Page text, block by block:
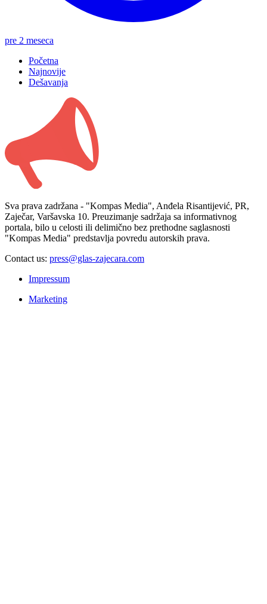
pre 2 meseca
Početna
Najnovije
Dešavanja
Sva prava zadržana - "Kompas Media", Anđela Risantijević, PR,
Zaječar, Varšavska 10. Preuzimanje sadržaja sa informativnog
portala, bilo u celosti ili delimično bez prethodne saglasnosti
"Kompas Media" predstavlja povredu autorskih prava.
Contact us: press@glas-zajecara.com
Impressum
Marketing